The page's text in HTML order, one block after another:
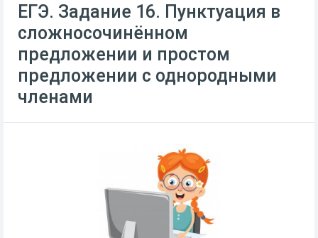
ЕГЭ. Задание 16. Пунктуация в
сложносочинённом
предложении и простом
предложении с однородными
членами